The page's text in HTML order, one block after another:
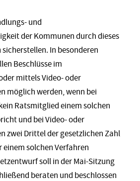
und
der Kommunen durch dieses
In besonderen
Beschlüsse im
mittels Video- oder
möglich werden, wenn bei
Ratsmitglied einem solchen
und bei Video- oder
zwei Drittel der gesetzlichen Zahl
solchen Verfahren
soll in der Mai-Sitzung
beraten und beschlossen